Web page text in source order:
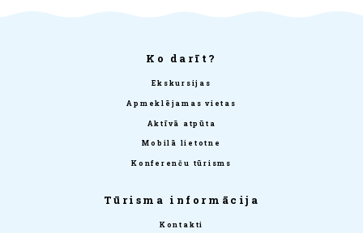
Ko darīt?
Ekskursijas
Apmeklējamas vietas
Aktīvā atpūta
Mobilā lietotne
Konferenču tūrisms
Tūrisma informācija
Kontakti